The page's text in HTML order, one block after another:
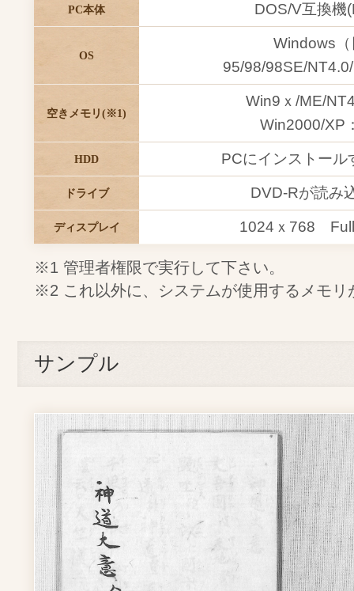
PC本体 DOS/V互換機
OS
Windows
95/98/98SE/
空きメモリ(※1)
Win9ｘ/ME/
Win2000/XP
HDD PCにインストー
ドライブ DVD-Rが読み
ディスプレイ 1024ｘ768
※1 管理者権限で実行して下さい。
※2 これ以外に、システムが使用するメモリ
サンプル